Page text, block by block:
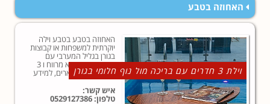
האחוזה בטבע
וילת 3 חדרים עם בריכה מול נוף חלומי בגורן
האחוזה בטבע בטבע וילה
יוקרתית למשפחות או קבוצות
בגורן בגליל המערבי עם
בריכה, גקוזי ספא מרווח ו 3
חדרי שינה מפוארים, למידע
נוסף על האחוזה בטבע לחצו
כאן!
איש קשר:
טלפון:0529127386